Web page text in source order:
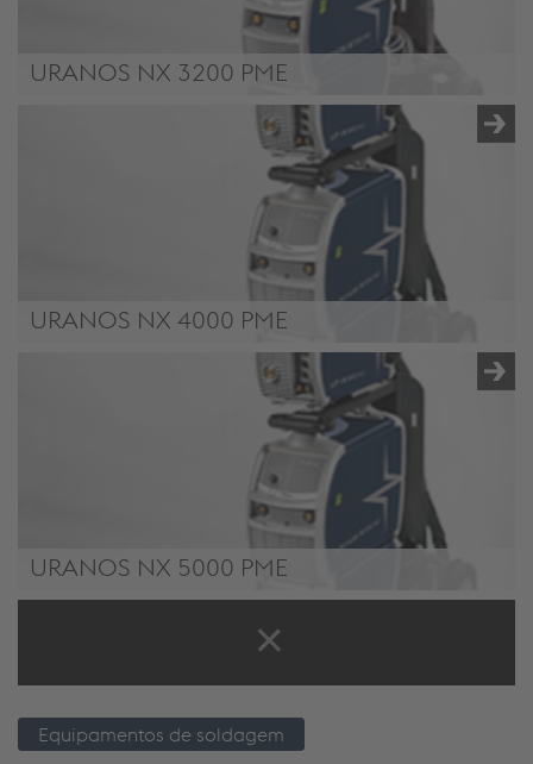
URANOS NX 3200 PME
/.content/product/product-00044.xml
URANOS NX 4000 PME
/.content/product/product-00045.xml
URANOS NX 5000 PME
Equipamentos de soldagem